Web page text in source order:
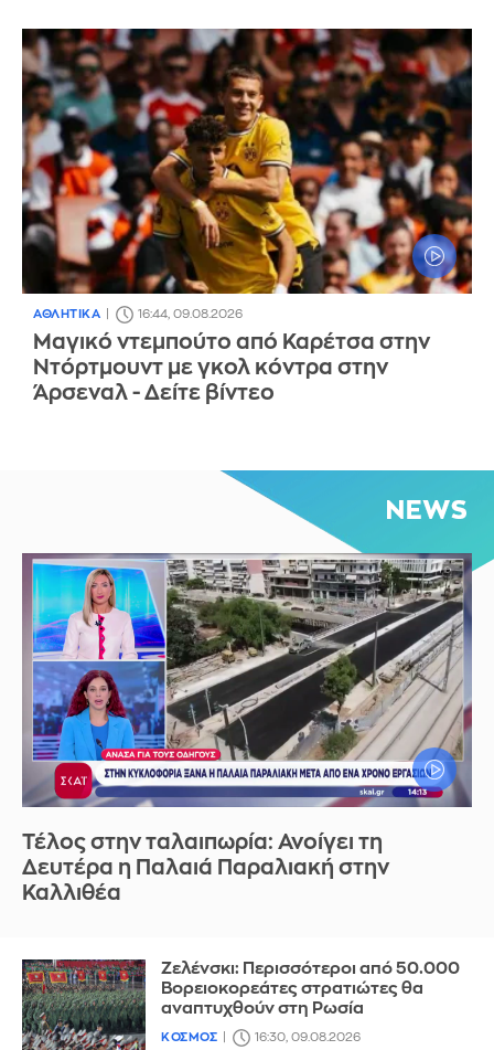
ΑΘΛΗΤΙΚΑ 16:44, 09.08.2026
Μαγικό ντεμπούτο από Καρέτσα στην
Ντόρτμουντ με γκολ κόντρα στην
Άρσεναλ - Δείτε βίντεο
Τέλος στην ταλαιπωρία: Ανοίγει τη
Δευτέρα η Παλαιά Παραλιακή στην
Καλλιθέα
Ζελένσκι: Περισσότεροι από 50.000
Βορειοκορεάτες στρατιώτες θα
αναπτυχθούν στη Ρωσία
ΚΟΣΜΟΣ 16:30, 09.08.2026